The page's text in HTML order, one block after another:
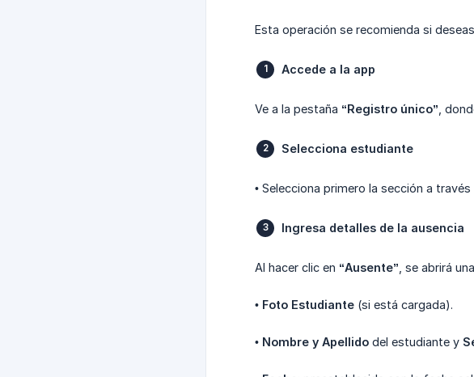
Esta operación se recomienda si
Accede a la app
Ve a la pestaña “Registro único” ,
Selecciona estudiante
• Selecciona primero la sección a través
Ingresa detalles de la ausencia
Al hacer clic en “Ausente” , se abrirá
• Foto Estudiante (si está cargada).
• Nombre y Apellido del estudiante y